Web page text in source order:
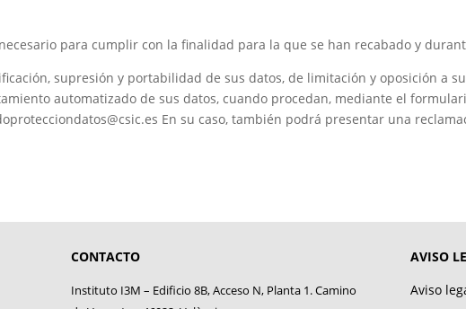
para cumplir con la finalidad para la que se han recabado y
supresión y portabilidad de sus datos, de limitación y oposición a
automatizado de sus datos, cuando procedan, mediante el
En su caso, también podrá presentar una
CONTACTO
Instituto I3M – Edificio 8B, Acceso N, Planta 1. Camino
AVISO
Aviso